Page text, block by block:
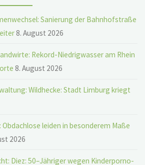
Sanierung der Bahnhofstraße
8. August 2026
Rekord-Niedrigwasser am Rhein
8. August 2026
Wildhecke: Stadt Limburg kriegt
Obdachlose leiden in besonderem Maße
2026
Diez: 50–Jähriger wegen Kinderporno-